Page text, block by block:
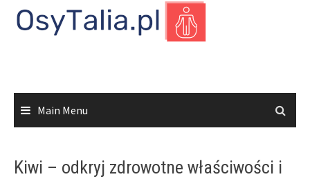
Main Menu
Kiwi – odkryj zdrowotne właściwości i